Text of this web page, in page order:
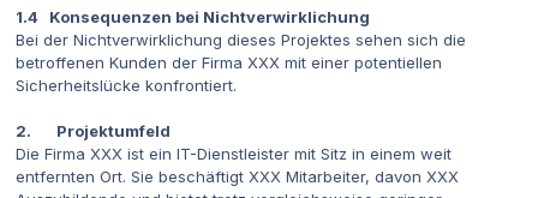
1.4 Konsequenzen bei Nichtverwirklichung
Bei der Nichtverwirklichung dieses Projektes sehen sich die
betroffenen Kunden der Firma XXX mit einer potentiellen
Sicherheitslücke konfrontiert.
2. Projektumfeld
Die Firma XXX ist ein IT-Dienstleister mit Sitz in einem weit
entfernten Ort. Sie beschäftigt XXX Mitarbeiter, davon XXX